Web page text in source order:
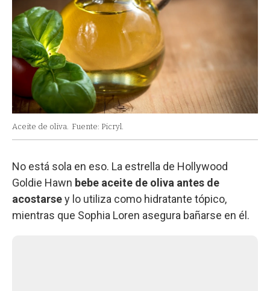
Aceite de oliva. Fuente: Picryl.
No está sola en eso. La estrella de Hollywood
Goldie Hawn bebe aceite de oliva antes de
acostarsey lo utiliza como hidratante tópico,
mientras que Sophia Loren asegura bañarse en él.